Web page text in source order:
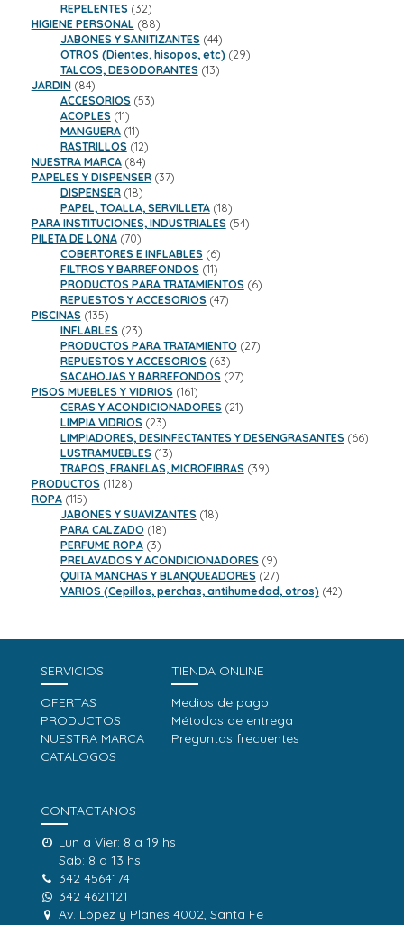
REPELENTES 3232
productos
HIGIENE PERSONAL 8888
productos
JABONES Y SANITIZANTES 4444
productos
OTROS (Dientes, hisopos, etc) 2929
TALCOS, DESODORANTES 1313
JARDIN 8484
productos
ACCESORIOS 5353
ACOPLES 1111
productos
MANGUERA 1111
productos
RASTRILLOS 1212
productos
NUESTRA MARCA 8484
productos
PAPELES Y DISPENSER 3737
DISPENSER 1818
productos
PAPEL, TOALLA, SERVILLETA 1818
productos
PARA INSTITUCIONES, INDUSTRIALES 5454
PILETA DE LONA 7070
productos
COBERTORES E INFLABLES 66
productos
FILTROS Y BARREFONDOS 1111
productos
PRODUCTOS PARA TRATAMIENTOS 66
REPUESTOS Y ACCESORIOS 4747
PISCINAS 135135
productos
INFLABLES 2323
productos
PRODUCTOS PARA TRATAMIENTO 2727
REPUESTOS Y ACCESORIOS 6363
productos
SACAHOJAS Y BARREFONDOS 2727
PISOS MUEBLES Y VIDRIOS 161161
productos
CERAS Y ACONDICIONADORES 2121
LIMPIA VIDRIOS 2323
productos
LIMPIADORES, DESINFECTANTES Y DESENGRASANTES 6666
LUSTRAMUEBLES 1313
productos
TRAPOS, FRANELAS, MICROFIBRAS 3939
PRODUCTOS 11281128
ROPA 115115
productos
JABONES Y SUAVIZANTES 1818
PARA CALZADO 1818
PERFUME ROPA 33
productos
PRELAVADOS Y ACONDICIONADORES 99
productos
QUITA MANCHAS Y BLANQUEADORES 2727
productos
VARIOS (Cepillos, perchas, antihumedad, otros) 4242
SERVICIOS
OFERTAS
PRODUCTOS
NUESTRA MARCA
CATALOGOS
TIENDA ONLINE
Medios de pago
Métodos de entrega
Preguntas frecuentes
CONTACTANOS
Lun a Vier: 8 a 19 hs
Sab: 8 a 13 hs
342 4564174
342 4621121
Av. López y Planes 4002, Santa Fe